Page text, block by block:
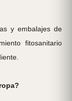
y embalajes de
fitosanitario